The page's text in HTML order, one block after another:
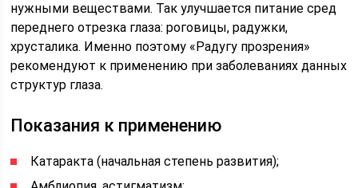
нужными веществами. Так улучшается питание сред
переднего отрезка глаза: роговицы, радужки,
хрусталика. Именно поэтому «Радугу прозрения»
рекомендуют к применению при заболеваниях данных
структур глаза.
Показания к применению
Катаракта (начальная степень развития);